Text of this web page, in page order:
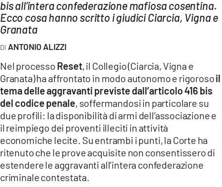
LACPLAY.IT
LACTV.IT
LACONAIR.IT
LACITYMAG.IT
ILREGGINO.IT
COSENZACHANNEL.IT
ILVIBONESE.IT
CATANZAROCHANNEL.IT
LACAPITALENEWS.IT
App
bis all’intera confederazione mafiosa cosentina.
Ecco cosa hanno scritto i giudici Ciarcia, Vigna e
Granata
ANTONIO ALIZZI
Nel processo Reset, il Collegio (Ciarcia, Vigna e
Granata) ha affrontato in modo autonomo e rigorosoil
tema delle aggravanti previste dall’articolo 416 bis
del codice penale, soffermandosi in particolare su
due profili: la disponibilità di armi dell’associazione e
il reimpiego dei proventi illeciti in attività
economiche lecite. Su entrambi i punti, la Corte ha
ritenuto che le prove acquisite non consentissero di
estendere le aggravanti all’intera confederazione
criminale contestata.